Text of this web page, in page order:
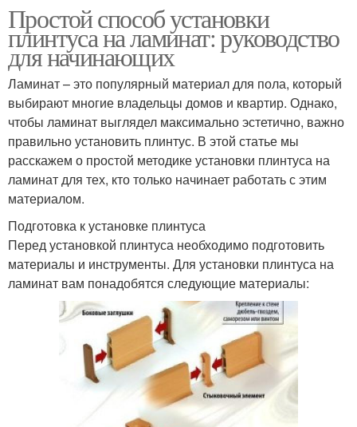
Простой способ установки
плинтуса на ламинат: руководство
для начинающих
Ламинат – это популярный материал для пола, который
выбирают многие владельцы домов и квартир. Однако,
чтобы ламинат выглядел максимально эстетично, важно
правильно установить плинтус. В этой статье мы
расскажем о простой методике установки плинтуса на
ламинат для тех, кто только начинает работать с этим
материалом.
Подготовка к установке плинтуса
Перед установкой плинтуса необходимо подготовить
материалы и инструменты. Для установки плинтуса на
ламинат вам понадобятся следующие материалы: